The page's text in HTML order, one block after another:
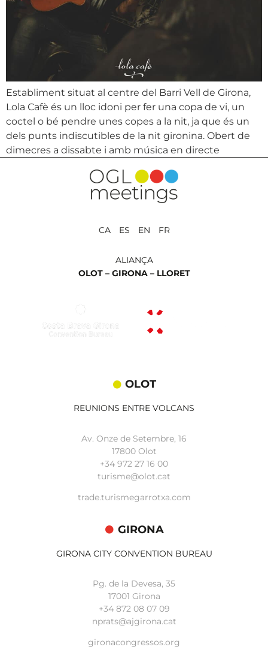
Establiment situat al centre del Barri Vell de Girona,
Lola Cafè és un lloc idoni per fer una copa de vi, un
coctel o bé pendre unes copes a la nit, ja que és un
dels punts indiscutibles de la nit gironina. Obert de
dimecres a dissabte i amb música en directe
CA ES EN FR
ALIANÇA
OLOT – GIRONA – LLORET
OLOT
REUNIONS ENTRE VOLCANS
Av. Onze de Setembre, 16
17800 Olot
+34 972 27 16 00
turisme@olot.cat
trade.turismegarrotxa.com
GIRONA
GIRONA CITY CONVENTION BUREAU
Pg. de la Devesa, 35
17001 Girona
+34 872 08 07 09
nprats@ajgirona.cat
gironacongressos.org